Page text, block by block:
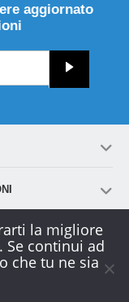
aggiornato
la migliore
Se continui ad
che tu ne sia